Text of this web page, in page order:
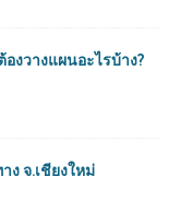
งวางแผนอะไรบ้าง?
ง จ.เชียงใหม่